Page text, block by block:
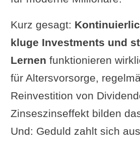
Kurz gesagt:
kluge Investments und
Lernen funktionieren
für Altersvorsorge,
Reinvestition von
Zinseszinseffekt bilden
Und: Geduld zahlt sich